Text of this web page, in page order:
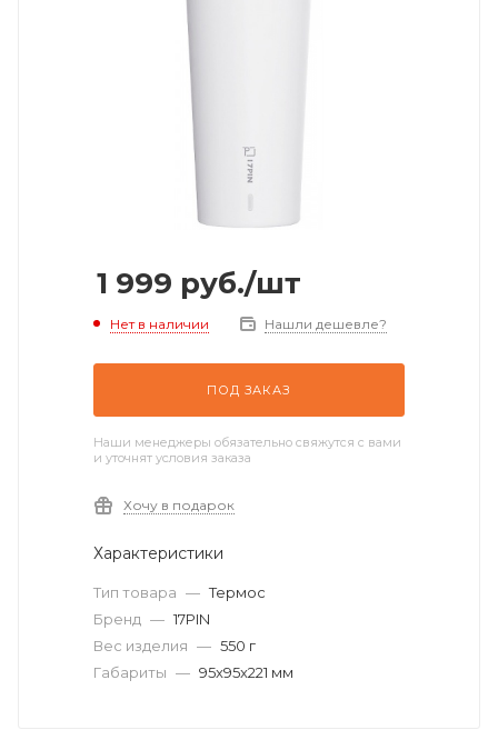
1 999 руб./шт
Нет в наличии Нашли дешевле?
ПОД ЗАКАЗ
Наши менеджеры обязательно свяжутся с вами
и уточнят условия заказа
Хочу в подарок
Характеристики
Тип товара — Термос
Бренд — 17PIN
Вес изделия — 550 г
Габариты — 95x95x221 мм